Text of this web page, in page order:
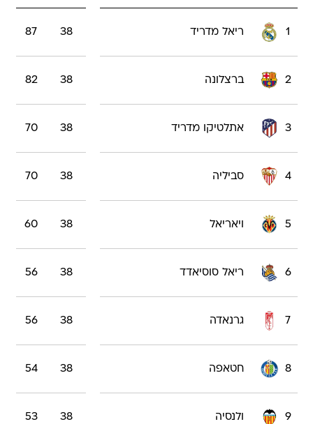
1 ריאל מדריד 38
87
2 ברצלונה 38
82
3 אתלטיקו מדריד 38
70
4 סביליה 38
70
5 ויאריאל 38
60
6 ריאל סוסיאדד 38
56
7 גרנאדה 38
56
8 חטאפה 38
54
9 ולנסיה 38
53